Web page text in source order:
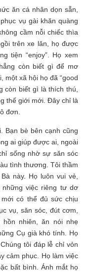
ăn cá nhân dọn sẵn,
vụ gài khăn quàng
cầm nỗi chiếc thìa
trên xe lăn, họ được
tiện “enjoy”. Họ xem
còn biết gì để mơ
một xã hội họ đã “good
còn biết gì là thích thú,
thế giới mới. Đây chỉ là
đơn.
Bạn bè bên cạnh cũng
ai giúp được ai, ngoài
sống nhờ sự săn sóc
tình thương. Tôi thầm
này. Họ luôn vui vẻ,
việc riêng tư dơ
có thể đủ sức chịu
vụ, săn sóc, đút cơm,
nhiên, ăn nói nhẹ
Cụ già khó tính. Họ
tôi đáp lễ chỉ vỏn
cảm phục. Họ làm việc
bất bình. Ánh mắt họ